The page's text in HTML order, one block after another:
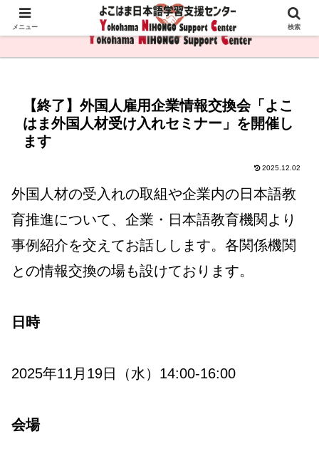
【終了】外国人雇用企業情報交換会「よこ
はま外国人材受け入れセミナー」を開催し
ます
2025.12.02
外国人材の受入れの取組や企業内の日本語教
育推進について、企業・日本語教育機関より
事例紹介を交えてお話しします。各関係機関
との情報交換の場も設けております。
日時
2025年11月19日（水）14:00-16:00
会場
メニュー 検索